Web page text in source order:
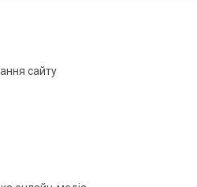
сайту